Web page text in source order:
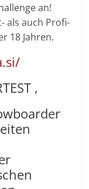
an!
als auch Profi-
18 Jahren.
,